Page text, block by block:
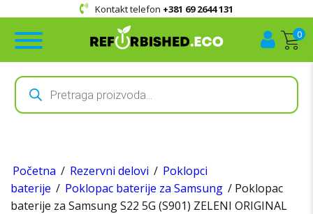
Kontakt telefon +381 69 2644 131
0
Products
search
Početna / Rezervni delovi / Poklopci
baterije / Poklopac baterije za Samsung / Poklopac
baterije za Samsung S22 5G (S901) ZELENI ORIGINAL